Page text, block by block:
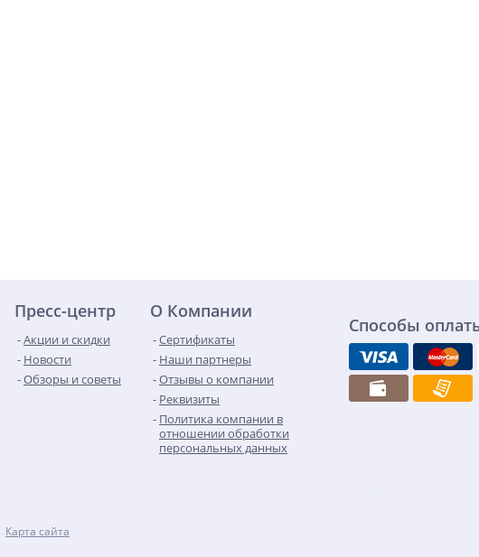
Пресс-центр
Акции и скидки
Новости
Обзоры и советы
О Компании
Сертификаты
Наши партнеры
Отзывы о компании
Реквизиты
Политика компании в
отношении обработки
персональных данных
Способы
Карта сайта